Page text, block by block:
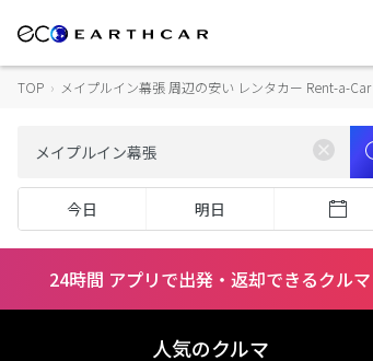
TOP › メイプルイン幕張 周辺の安い レンタカー Rent-a-Car
今日 明日
24時間 アプリで出発・返却できるクルマ
人気のクルマ